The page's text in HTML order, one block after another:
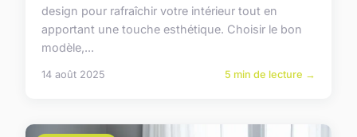
design pour rafraîchir votre intérieur tout en
apportant une touche esthétique. Choisir le bon
modèle,...
14 août 2025 5 min de lecture →